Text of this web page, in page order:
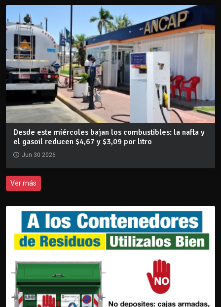
Desde este miércoles bajan los combustibles: la nafta y
el gasoil reducen $4,67 y $3,09 por litro
Jun 30 2026
Ver más